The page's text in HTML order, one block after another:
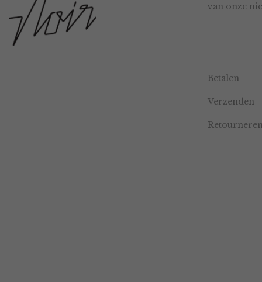
van onze
Betalen
Verzenden